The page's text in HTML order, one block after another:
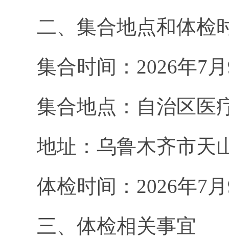
二、集合地点和体检
集合时间： 2026年7月
集合地点： 自治区医
地址：乌鲁木齐市天
体检时间： 2026年7月
三、体检相关事宜